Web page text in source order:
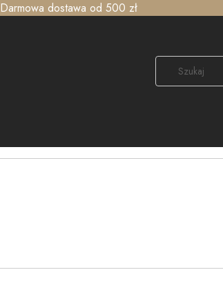
Darmowa dostawa od 500 zł